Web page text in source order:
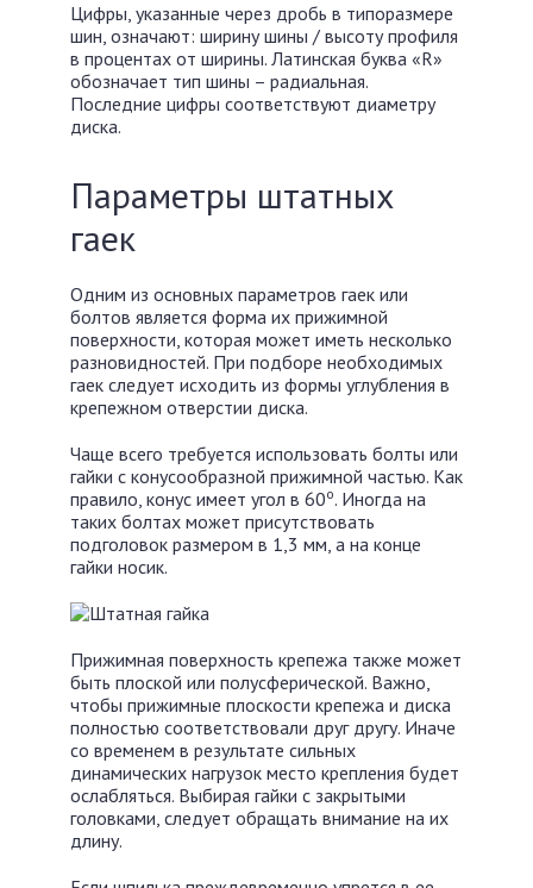
Цифры, указанные через дробь в типоразмере
шин, означают: ширину шины / высоту профиля
в процентах от ширины. Латинская буква «R»
обозначает тип шины – радиальная.
Последние цифры соответствуют диаметру
диска.
Параметры штатных
гаек
Одним из основных параметров гаек или
болтов является форма их прижимной
поверхности, которая может иметь несколько
разновидностей. При подборе необходимых
гаек следует исходить из формы углубления в
крепежном отверстии диска.
Чаще всего требуется использовать болты или
гайки с конусообразной прижимной частью. Как
правило, конус имеет угол в 60о. Иногда на
таких болтах может присутствовать
подголовок размером в 1,3 мм, а на конце
гайки носик.
Прижимная поверхность крепежа также может
быть плоской или полусферической. Важно,
чтобы прижимные плоскости крепежа и диска
полностью соответствовали друг другу. Иначе
со временем в результате сильных
динамических нагрузок место крепления будет
ослабляться. Выбирая гайки с закрытыми
головками, следует обращать внимание на их
длину.